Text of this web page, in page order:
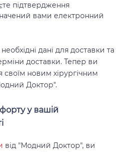
підтвердження
вами електронний
дані для доставки та
доставки. Тепер ви
новим хірургічним
Доктор".
у вашій
від "Модний Доктор", ви